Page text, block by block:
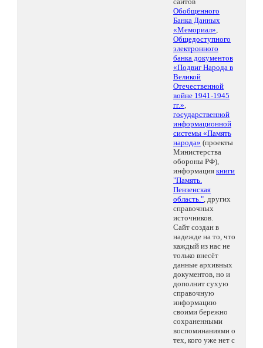
Обобщенного
Банка Данных
«Мемориал»,
Общедоступного
электронного
банка документов
«Подвиг Народа в
Великой
Отечественной
войне 1941-1945
гг.»,
государственной
информационной
системы «Память
народа» (проекты
Министерства
обороны РФ),
информация книги
"Память.
Пензенская
область.", других
справочных
источников.
Сайт создан в
надежде на то, что
каждый из нас не
только внесёт
данные архивных
документов, но и
дополнит сухую
справочную
информацию
своими бережно
сохраненными
воспоминаниями о
тех, кого уже нет с